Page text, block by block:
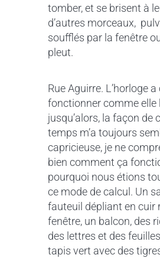
tomber, et se brisent à
d’autres morceaux,
soufflés par la fenêtre
pleut.
Rue Aguirre. L’horloge
fonctionner comme elle
jusqu’alors, la façon de
temps m’a toujours
capricieuse, je ne
bien comment ça
pourquoi nous étions
ce mode de calcul. Un
fauteuil dépliant en cuir
fenêtre, un balcon, des
des lettres et des
tapis vert avec des